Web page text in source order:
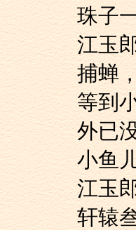
珠子

捕蝉

外已

江玉
